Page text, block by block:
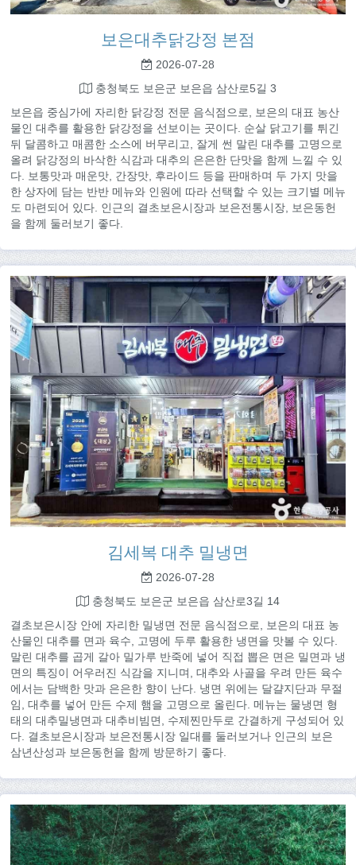
보은대추닭강정 본점
2026-07-28
충청북도 보은군 보은읍 삼산로5길 3
보은읍 중심가에 자리한 닭강정 전문 음식점으로, 보은의 대표 농산
물인 대추를 활용한 닭강정을 선보이는 곳이다. 순살 닭고기를 튀긴
뒤 달콤하고 매콤한 소스에 버무리고, 잘게 썬 말린 대추를 고명으로
올려 닭강정의 바삭한 식감과 대추의 은은한 단맛을 함께 느낄 수 있
다. 보통맛과 매운맛, 간장맛, 후라이드 등을 판매하며 두 가지 맛을
한 상자에 담는 반반 메뉴와 인원에 따라 선택할 수 있는 크기별 메뉴
도 마련되어 있다. 인근의 결초보은시장과 보은전통시장, 보은동헌
을 함께 둘러보기 좋다.
김세복 대추 밀냉면
2026-07-28
충청북도 보은군 보은읍 삼산로3길 14
결초보은시장 안에 자리한 밀냉면 전문 음식점으로, 보은의 대표 농
산물인 대추를 면과 육수, 고명에 두루 활용한 냉면을 맛볼 수 있다.
말린 대추를 곱게 갈아 밀가루 반죽에 넣어 직접 뽑은 면은 밀면과 냉
면의 특징이 어우러진 식감을 지니며, 대추와 사골을 우려 만든 육수
에서는 담백한 맛과 은은한 향이 난다. 냉면 위에는 달걀지단과 무절
임, 대추를 넣어 만든 수제 햄을 고명으로 올린다. 메뉴는 물냉면 형
태의 대추밀냉면과 대추비빔면, 수제찐만두로 간결하게 구성되어 있
다. 결초보은시장과 보은전통시장 일대를 둘러보거나 인근의 보은
삼년산성과 보은동헌을 함께 방문하기 좋다.